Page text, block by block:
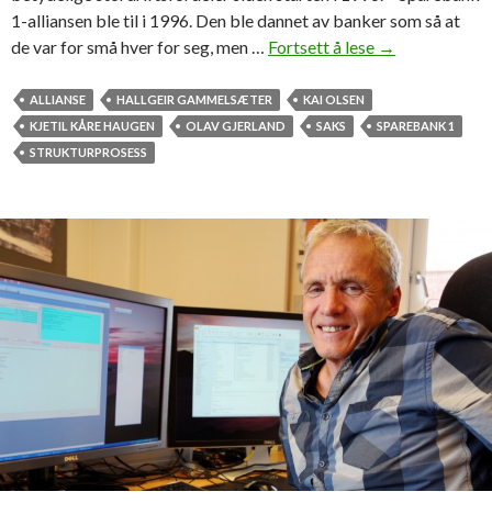
1-alliansen ble til i 1996. Den ble dannet av banker som så at
de var for små hver for seg, men … Fortsett å lese –
r
r
t
m
i
l
l
i
o
n
e
r
→
ALLIANSE HALLGEIR GAMMELSÆTER
KAI OLSEN
KJETIL KÅRE HAUGEN
OLAV GJERLAND SAKS
SPAREBANK 1
STRUKTURPROSESS